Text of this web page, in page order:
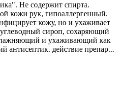
Не содержит спирта.
кожи рук, гипоаллергенный.
кожу, но и ухаживает
сироп, сохаряющий
и ухаживающий как
антисептик. действие препар...